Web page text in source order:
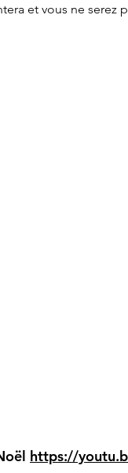
et vous ne serez
https://